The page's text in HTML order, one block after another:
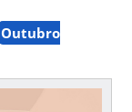
Outubro